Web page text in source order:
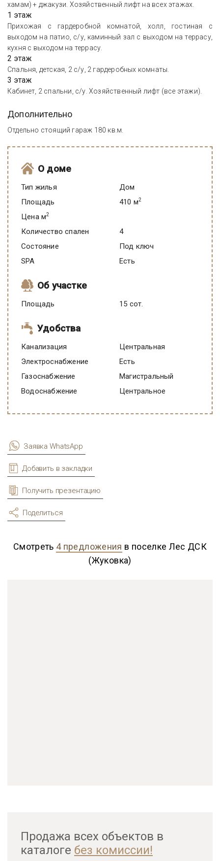
хамам) + джакузи. Хозяйственный лифт на всех этажах.
1 этаж
Прихожая с гардеробной комнатой, холл, гостиная с
выходом на патио, с/у, каминный зал с выходом на террасу,
кухня с выходом на террасу.
2 этаж
Спальня, детская, 2 с/у, 2 гардеробных комнаты.
3 этаж
Кабинет, 2 спальни, с/у. Хозяйственный лифт (все этажи).
Дополнительно
Отдельно стоящий гараж 180 кв.м.
О доме
Тип жилья
Дом
Площадь
410 м2
Цена м2
Количество спален
4
Состояние
под ключ
SPA
есть
Об участке
Площадь 15 сот.
Удобства
Канализация
Центральная
Электроснабжение
есть
Газоснабжение
Магистральный
Водоснабжение
Центральное
Заявка WhatsApp
Добавить в закладки
Получить презентацию
Поделиться
Смотреть 4 предложения в поселке Лес ДСК
(Жуковка)
Продажа всех объектов в
каталоге без комиссии!